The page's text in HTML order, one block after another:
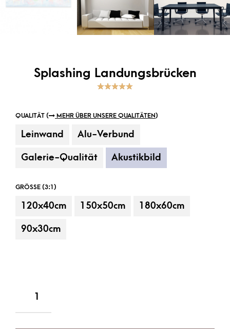
Splashing Landungsbrücken
rating
QUALITÄT ( MEHR ÜBER UNSERE QUALITÄTEN)
Leinwand Alu-Verbund
Galerie-Qualität Akustikbild
GRÖSSE (3:1)
120x40cm 150x50cm 180x60cm
90x30cm